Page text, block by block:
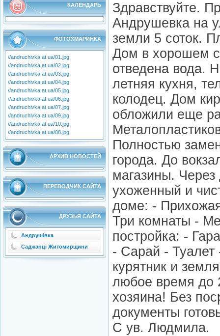
КАЛЕНДАРЬ
ФОТОХМАРИНКА
//andruchivka.at.ua/01.jpg
//andruchivka.at.ua/02.jpg
//andruchivka.at.ua/03.jpg
//andruchivka.at.ua/04.jpg
//andruchivka.at.ua/05.jpg
//andruchivka.at.ua/06.jpg
//andruchivka.at.ua/07.jpg
//andruchivka.at.ua/09.jpg
//andruchivka.at.ua/10.jpg
//andruchivka.at.ua/08.jpg
АРХИВ НОВОСТЕЙ
ПЕРЕВОДЧИК САЙТА
ДРУЗЬЯ САЙТА
Андрушівка
Саджанці Житомирщини
Здравствуйте.
Андрушевка на
земли 5 соток.
Дом в хорошем
отведена вода.
летняя кухня,
колодец. Дом
обложили еще
Полностью
города. До
магазины.
ухоженный и
доме: -
Три комнаты -
постройка: -
- Сарай -
курятник и
любое время до
хозяина! Без
документы
С ув. Людмила.